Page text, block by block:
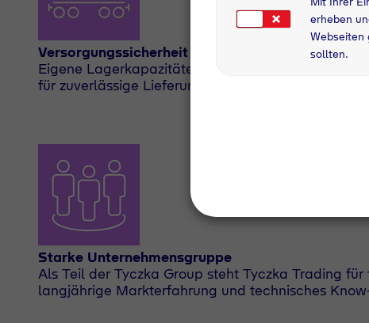
Versorgungssicherheit
Eigene Lagerkapazitäten und leistungsfähiges
für zuverlässige Lieferungen.
Starke Unternehmensgruppe
Als Teil der Tyczka Group steht Tyczka Trading
langjährige Markterfahrung und technisches
erheben
Webseiten
sollten.